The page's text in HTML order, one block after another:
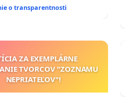
o transparentnosti
ZA EXEMPLÁRNE
TVORCOV "ZOZNAMU
NEPRIATEĽOV"!